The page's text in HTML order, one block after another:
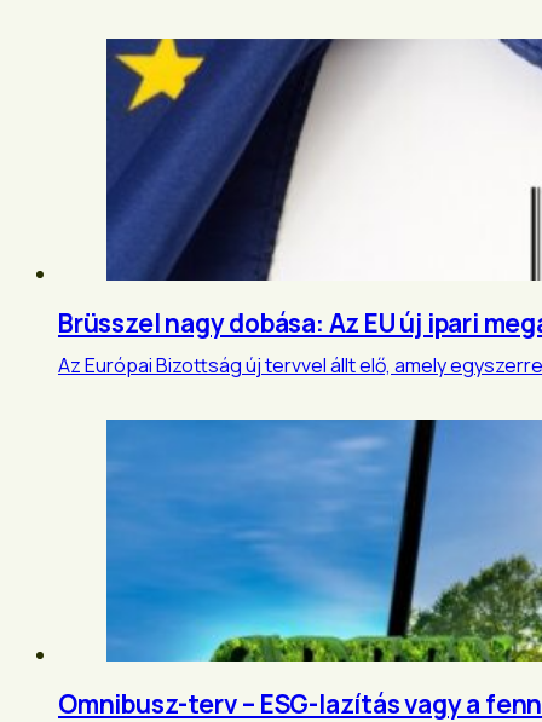
Brüsszel nagy dobása: Az EU új ipari
Az Európai Bizottság új tervvel állt elő, amely
Omnibusz-terv – ESG-lazítás vagy a